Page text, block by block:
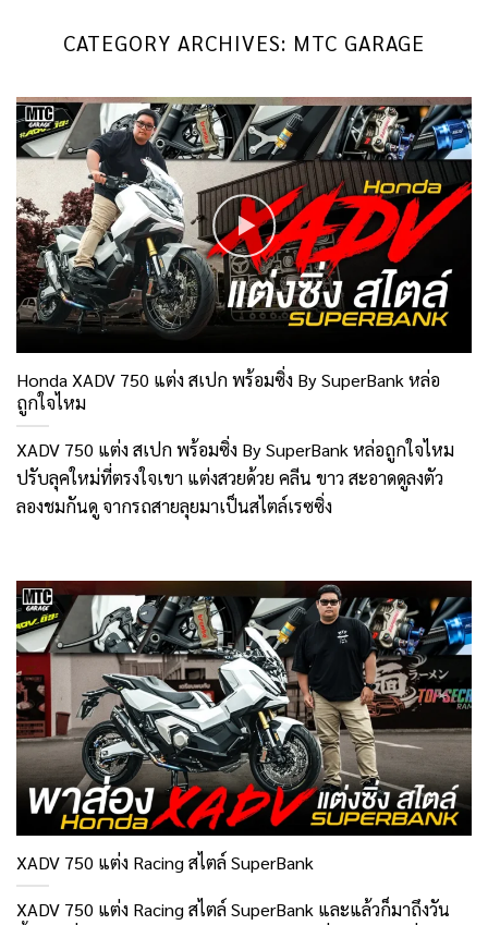
CATEGORY ARCHIVES: MTC GARAGE
Honda XADV 750 แต่ง สเปก พร้อมซิ่ง By SuperBank หล่อ
ถูกใจไหม
XADV 750 แต่ง สเปก พร้อมซิ่ง By SuperBank หล่อถูกใจไหม
ปรับลุคใหม่ที่ตรงใจเขา แต่งสวยด้วย คลีน ขาว สะอาดดูลงตัว
ลองชมกันดู จากรถสายลุยมาเป็นสไตล์เรซซิ่ง
XADV 750 แต่ง Racing สไตล์ SuperBank
XADV 750 แต่ง Racing สไตล์ SuperBank และแล้วก็มาถึงวัน